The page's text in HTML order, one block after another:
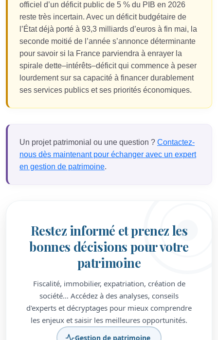
officiel d’un déficit public de 5 % du PIB en 2026
reste très incertain. Avec un déficit budgétaire de
l’État déjà porté à 93,3 milliards d’euros à fin mai, la
seconde moitié de l’année s’annonce déterminante
pour savoir si la France parviendra à enrayer la
spirale dette–intérêts–déficit qui commence à peser
lourdement sur sa capacité à financer durablement
ses services publics et ses priorités économiques.
Un projet patrimonial ou une question ? Contactez-
nous dès maintenant pour échanger avec un expert
en gestion de patrimoine.
Restez informé et prenez les
bonnes décisions pour votre
patrimoine
Fiscalité, immobilier, expatriation, création de
société… Accédez à des analyses, conseils
d'experts et décryptages pour mieux comprendre
les enjeux et saisir les meilleures opportunités.
Gestion de patrimoine